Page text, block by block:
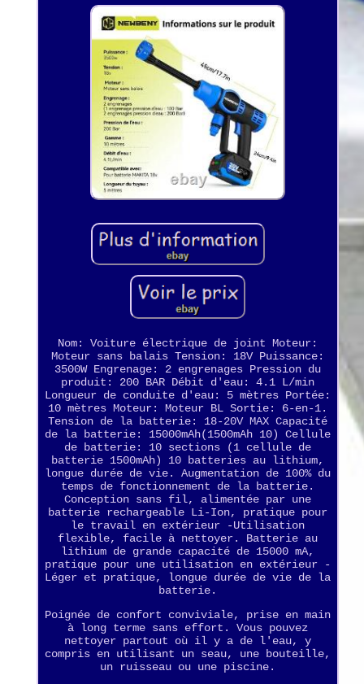
Nom: Voiture électrique de joint Moteur:
Moteur sans balais Tension: 18V Puissance:
3500W Engrenage: 2 engrenages Pression du
produit: 200 BAR Débit d'eau: 4.1 L/min
Longueur de conduite d'eau: 5 mètres Portée:
10 mètres Moteur: Moteur BL Sortie: 6-en-1.
Tension de la batterie: 18-20V MAX Capacité
de la batterie: 15000mAh(1500mAh 10) Cellule
de batterie: 10 sections (1 cellule de
batterie 1500mAh) 10 batteries au lithium,
longue durée de vie. Augmentation de 100% du
temps de fonctionnement de la batterie.
Conception sans fil, alimentée par une
batterie rechargeable Li-Ion, pratique pour
le travail en extérieur -Utilisation
flexible, facile à nettoyer. Batterie au
lithium de grande capacité de 15000 mA,
pratique pour une utilisation en extérieur -
Léger et pratique, longue durée de vie de la
batterie.
Poignée de confort conviviale, prise en main
à long terme sans effort. Vous pouvez
nettoyer partout où il y a de l'eau, y
compris en utilisant un seau, une bouteille,
un ruisseau ou une piscine.